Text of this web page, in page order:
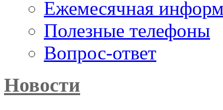
Ежемесячная
Полезные телефоны
Вопрос-ответ
Новости